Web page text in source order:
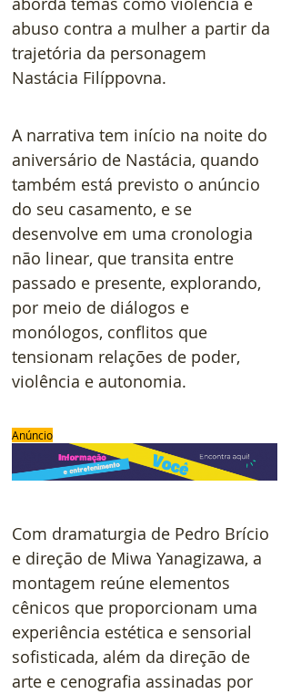
abuso contra a mulher a partir da
trajetória da personagem
Nastácia Filíppovna.
A narrativa tem início na noite do
aniversário de Nastácia, quando
também está previsto o anúncio
do seu casamento, e se
desenvolve em uma cronologia
não linear, que transita entre
passado e presente, explorando,
por meio de diálogos e
monólogos, conflitos que
tensionam relações de poder,
violência e autonomia.
Anúncio
Com dramaturgia de Pedro Brício
e direção de Miwa Yanagizawa, a
montagem reúne elementos
cênicos que proporcionam uma
experiência estética e sensorial
sofisticada, além da direção de
arte e cenografia assinadas por